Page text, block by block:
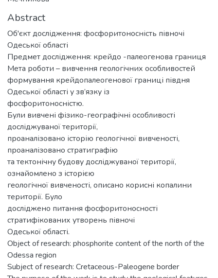
Abstract
Об'єкт дослідження: фосфоритоносність півночі
Одеської області
Предмет дослідження: крейдо -палеогенова границя
Мета роботи – вивчення геологічних особливостей
формування крейдопалеогенової границі півдня
Одеської області у зв’язку із
фосфоритоносністю.
Були вивчені фізико-географічні особливості
досліджуваної території,
проаналізовано історію геологічної вивченості,
проаналізовано стратиграфію
та тектонічну будову досліджуваної території,
ознайомлено з історією
геологічної вивченості, описано корисні копалини
території. Було
досліджено питання фосфоритоносності
стратифікованих утворень півночі
Одеської області.
Object of research: phosphorite content of the north of the
Odessa region
Subject of research: Cretaceous-Paleogene border